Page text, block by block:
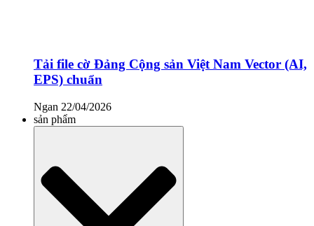
Tải file cờ Đảng Cộng sản Việt Nam Vector (AI,
EPS) chuẩn
Ngan 22/04/2026
sản phẩm